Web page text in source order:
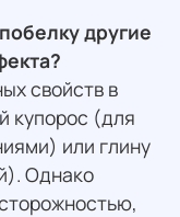
другие
свойств в
купорос (для
или глину
Однако